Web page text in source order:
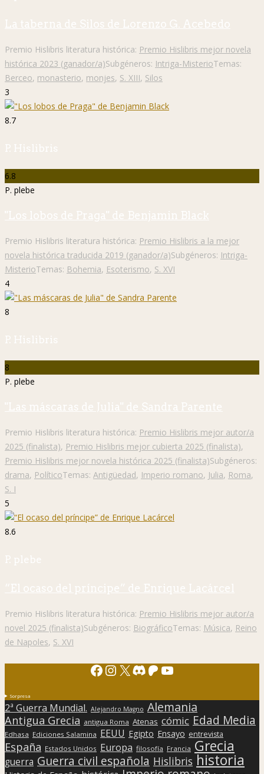
La taberna de Silos de Lorenzo G. Acebedo
Premio Hislibris literatura histórica: Premio Hislibris mejor novela
histórica 2023 (ganador/a)Subgéneros: Intriga-MisterioTemas:
Berceo, monasterio, monjes, S. XIII, Silos
3
8.7
P. Hislibris
6.8
P. plebe
"Los lobos de Praga" de Benjamin Black
Premio Hislibris literatura histórica: Premio Hislibris a la mejor
novela histórica traducida 2019 (ganador/a)Subgéneros: Intriga-
MisterioTemas: Bohemia, Esoterismo, S. XVI
4
8
P. Hislibris
8
P. plebe
"Las máscaras de Julia" de Sandra Parente
Premio Hislibris literatura histórica: Premio Hislibris mejor autor/a
2025 (finalista), Premio Hislibris mejor cubierta 2025 (finalista),
Premio Hislibris mejor novela histórica 2025 (finalista)Subgéneros:
drama, PolíticoTemas: Antigüedad, Imperio romano, Julia, Roma,
S. I
5
8.6
P. plebe
“El ocaso del príncipe” de Enrique Lacárcel
Premio Hislibris literatura histórica: Premio Hislibris mejor autor/a
novel 2025 (finalista)Subgéneros: BiográficoTemas: Música, Reino
de Napoles, S. XVI
Facebook
Instagram
X Discord
Patreon
YouTube
Sorpresa
2ª Guerra Mundial. Alejandro Magno Alemania
Antigua Grecia antigua Roma Atenas cómic Edad Media
Edhasa Ediciones Salamina EEUU Egipto Ensayo entrevista
España Estados Unidos Europa filosofía Francia Grecia
guerra Guerra civil española Hislibris historia